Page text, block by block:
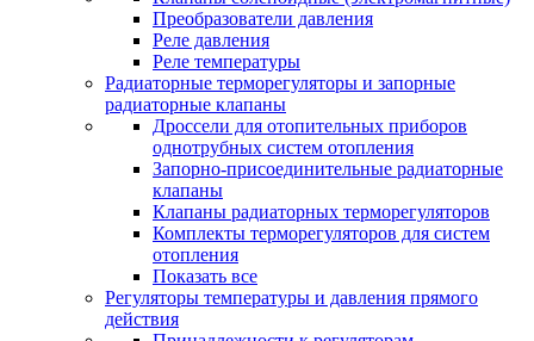
Преобразователи давления
Реле давления
Реле температуры
Радиаторные терморегуляторы и запорные
радиаторные клапаны
Дроссели для отопительных приборов
однотрубных систем отопления
Запорно-присоединительные радиаторные
клапаны
Клапаны радиаторных терморегуляторов
Комплекты терморегуляторов для систем
отопления
Показать все
Регуляторы температуры и давления прямого
действия